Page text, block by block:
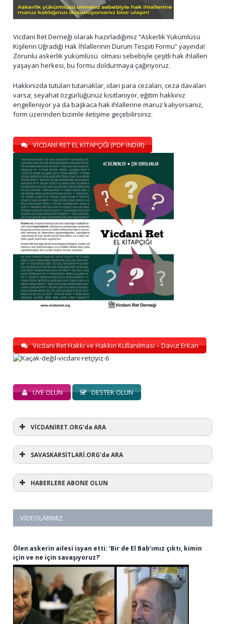
Vicdani Ret Derneği olarak hazırladığımız “Askerlik Yükümlüsü
Kişilerin Uğradığı Hak İhlallerinin Durum Tespiti Formu” yayında!
Zorunlu askerlik yükümlüsü olması sebebiyle çeşitli hak ihlalleri
yaşayan herkesi, bu formu doldurmaya çağırıyoruz.
Hakkınızda tutulan tutanaklar, idari para cezaları, ceza davaları
varsa; seyahat özgürlüğünüz kısıtlanıyor, eğitim hakkınız
engelleniyor ya da başkaca hak ihlallerine maruz kalıyorsanız,
form üzerinden bizimle iletişime geçebilirsiniz.
VİCDANİ RET EL KİTAPÇIĞI (PDF İNDİR)
Vicdani Ret Hakkı ve Hakkın Kullanılması – Davut Erkan
ÜYE OLUN DESTEK OLUN
VİCDANİRET.ORG'da ARA
SAVASKARSİTLARİ.ORG'da ARA
HABERLERE ABONE OLUN
VIDEOLARIMIZ
Ölen askerin ailesi isyan etti: ‘Bir de El Bab’ımız çıktı, kimin
için ve ne için savaşıyoruz?’